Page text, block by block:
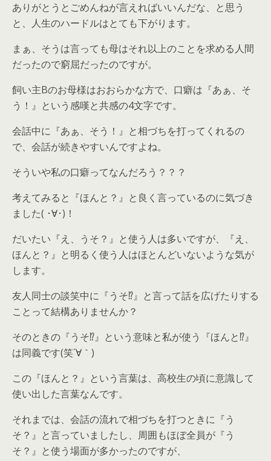
ありがとうとごめんねが言えればいいんだな、と思う
と、人生のハードルはとても下がります。
まぁ、そうは言っても母はそれ以上のことを求める人間
だったので窮屈だったのですが。
飼い主Bのお母様はおおらかな方で、口癖は『あぁ、そ
う！』という感嘆と共感の4文字です。
会話中に『あぁ、そう！』と相づちを打ってくれるの
で、会話が続きやすいんですよね。
そういや私の口癖ってなんだろう？？？
考えてみると『ほんと？』と良く言っているのに気づき
ました( ･∀･)！
だいたい『え、うそ？』と使う人は多いですが、『え、
ほんと？』と明るく使う人はほとんどいないような気が
します。
友人同士の談笑中に『うそ⁉』と言って話を広げたりする
ことって結構ありませんか？
そのときの『うそ⁉』という意味と私が使う『ほんと⁉』
は同義です(笑´∀｀)
この『ほんと？』という言葉は、高校生の頃に意識して
使い出した言葉なんです。
それまでは、会話の流れで相づちを打つときに『う
そ？』と言っていましたし、周囲もほぼ全員が『う
そ？』と使う場面が多かったのですが、